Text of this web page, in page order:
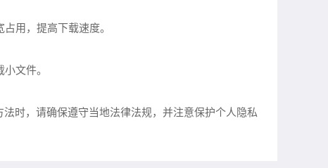
用，提高下载速度。
文件。
时，请确保遵守当地法律法规，并注意保护个人隐私